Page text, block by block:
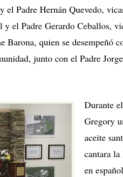
el Padre Hernán Quevedo,
el Padre Gerardo Ceballos,
Barona, quien se desempeñó
junto con el Padre
Durante
Gregory
aceite
cantara
en